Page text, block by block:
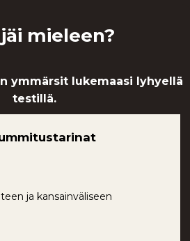
mieleen?
ymmärsit lukemaasi lyhyellä
testillä.
ja kansainväliseen